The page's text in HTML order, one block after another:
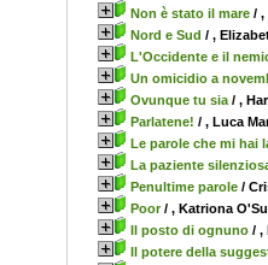
Non è stato il mare / ,
Nord e Sud / ,
L'Occidente e il
Un omicidio a
Ovunque tu sia / ,
Parlatene! / , Luca
Le parole che mi hai
La paziente
Penultime parole /
Poor/ , Katriona
Il posto di ognuno / ,
Il potere della